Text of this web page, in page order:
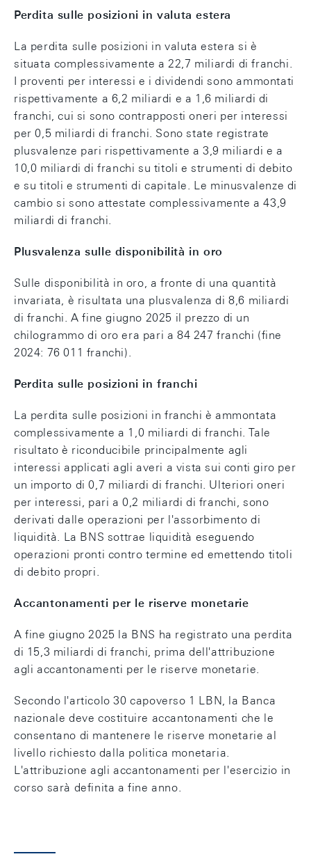
Perdita sulle posizioni in valuta estera
La perdita sulle posizioni in valuta estera si è
situata complessivamente a 22,7 miliardi di franchi.
I proventi per interessi e i dividendi sono ammontati
rispettivamente a 6,2 miliardi e a 1,6 miliardi di
franchi, cui si sono contrapposti oneri per interessi
per 0,5 miliardi di franchi. Sono state registrate
plusvalenze pari rispettivamente a 3,9 miliardi e a
10,0 miliardi di franchi su titoli e strumenti di debito
e su titoli e strumenti di capitale. Le minusvalenze di
cambio si sono attestate complessivamente a 43,9
miliardi di franchi.
Plusvalenza sulle disponibilità in oro
Sulle disponibilità in oro, a fronte di una quantità
invariata, è risultata una plusvalenza di 8,6 miliardi
di franchi. A fine giugno 2025 il prezzo di un
chilogrammo di oro era pari a 84 247 franchi (fine
2024: 76 011 franchi).
Perdita sulle posizioni in franchi
La perdita sulle posizioni in franchi è ammontata
complessivamente a 1,0 miliardi di franchi. Tale
risultato è riconducibile principalmente agli
interessi applicati agli averi a vista sui conti giro per
un importo di 0,7 miliardi di franchi. Ulteriori oneri
per interessi, pari a 0,2 miliardi di franchi, sono
derivati dalle operazioni per l'assorbimento di
liquidità. La BNS sottrae liquidità eseguendo
operazioni pronti contro termine ed emettendo titoli
di debito propri.
Accantonamenti per le riserve monetarie
A fine giugno 2025 la BNS ha registrato una perdita
di 15,3 miliardi di franchi, prima dell'attribuzione
agli accantonamenti per le riserve monetarie.
Secondo l'articolo 30 capoverso 1 LBN, la Banca
nazionale deve costituire accantonamenti che le
consentano di mantenere le riserve monetarie al
livello richiesto dalla politica monetaria.
L'attribuzione agli accantonamenti per l'esercizio in
corso sarà definita a fine anno.